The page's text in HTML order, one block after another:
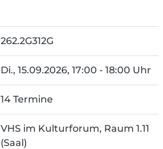
262.2G312G
Di., 15.09.2026, 17:00 - 18:00 Uhr
14 Termine
VHS im Kulturforum, Raum 1.11
(Saal)